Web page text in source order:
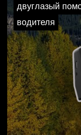
двуглазый
водителя